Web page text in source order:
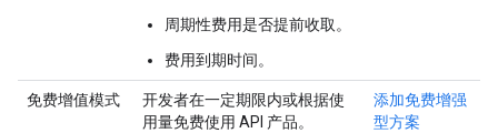
周期性费用是否提前收取。
费用到期时间。
免费增值模式
开发者在一定期限内或根据使
用量免费使用 API 产品。
添加免费增强
型方案